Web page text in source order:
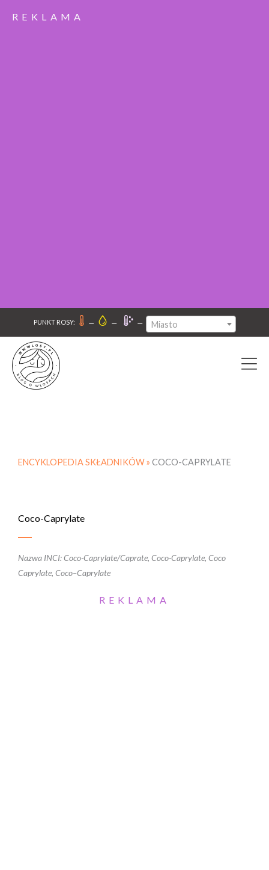
REKLAMA
PUNKT ROSY: – – – Miasto
ENCYKLOPEDIA SKŁADNIKÓW » COCO-CAPRYLATE
Coco-Caprylate
Nazwa INCI: Coco-Caprylate/Caprate, Coco-Caprylate, Coco
Caprylate, Coco–Caprylate
REKLAMA